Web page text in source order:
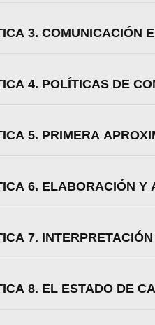
3. COMUNICACIÓN
4. POLÍTICAS DE
5. PRIMERA
6. ELABORACIÓN Y
7.
8. EL ESTADO DE
Utilizamos
Puedes aprender